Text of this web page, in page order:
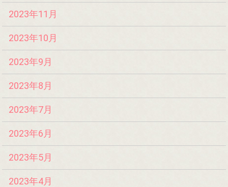
2023年11月
2023年10月
2023年9月
2023年8月
2023年7月
2023年6月
2023年5月
2023年4月